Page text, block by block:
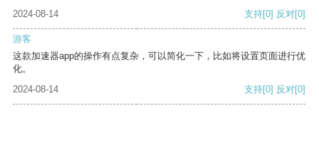
2024-08-14
支持[0] 反对[0]
游客
这款加速器app的操作有点复杂，可以简化一下，比如将设置页面进行优
化。
2024-08-14
支持[0] 反对[0]